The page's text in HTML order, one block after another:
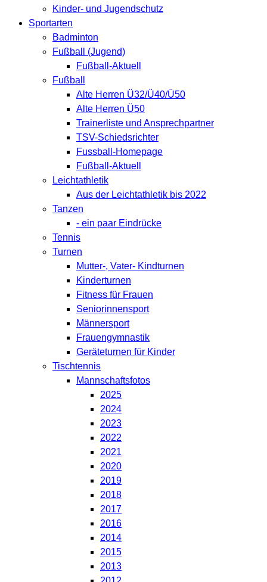
Kinder- und Jugendschutz
Sportarten
Badminton
Fußball (Jugend)
Fußball-Aktuell
Fußball
Alte Herren Ü32/Ü40/Ü50
Alte Herren Ü50
Trainerliste und Ansprechpartner
TSV-Schiedsrichter
Fussball-Homepage
Fußball-Aktuell
Leichtathletik
Aus der Leichtathletik bis 2022
Tanzen
- ein paar Eindrücke
Tennis
Turnen
Mutter-, Vater- Kindturnen
Kinderturnen
Fitness für Frauen
Seniorinnensport
Männersport
Frauengymnastik
Geräteturnen für Kinder
Tischtennis
Mannschaftsfotos
2025
2024
2023
2022
2021
2020
2019
2018
2017
2016
2014
2015
2013